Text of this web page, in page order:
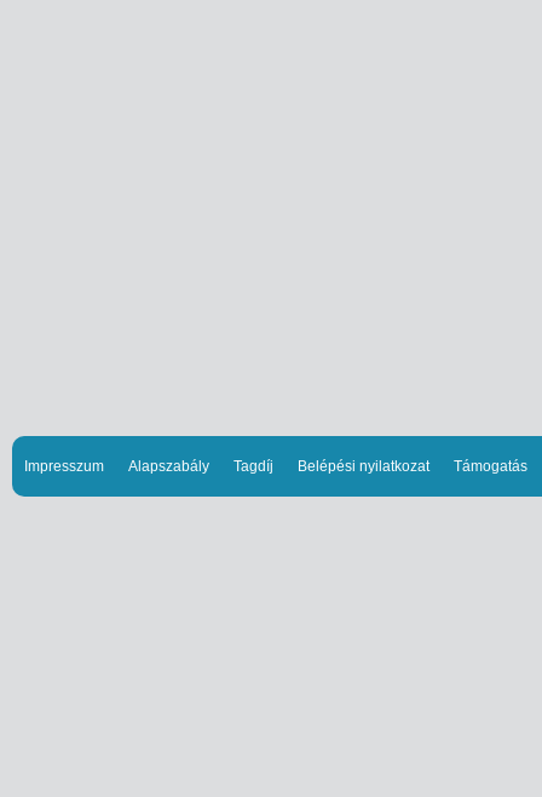
Impresszum Alapszabály Tagdíj Belépési nyilatkozat Támogatás